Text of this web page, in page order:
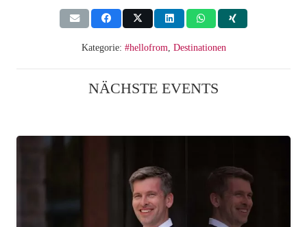
Kategorie: #hellofrom, Destinationen
NÄCHSTE EVENTS